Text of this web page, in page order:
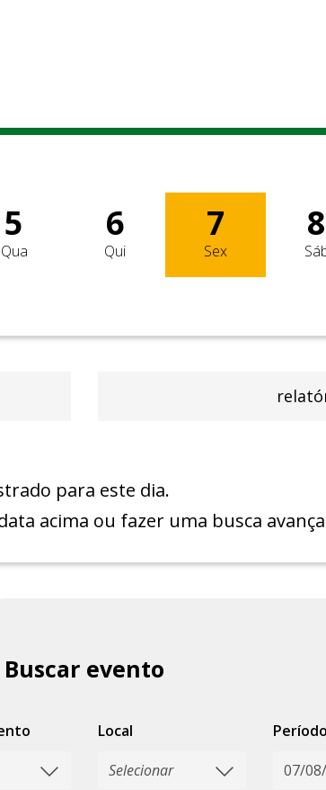
5
Qua
6
Qui
7
Sex
8
para este dia.
acima ou fazer uma busca
Buscar evento
Local Período